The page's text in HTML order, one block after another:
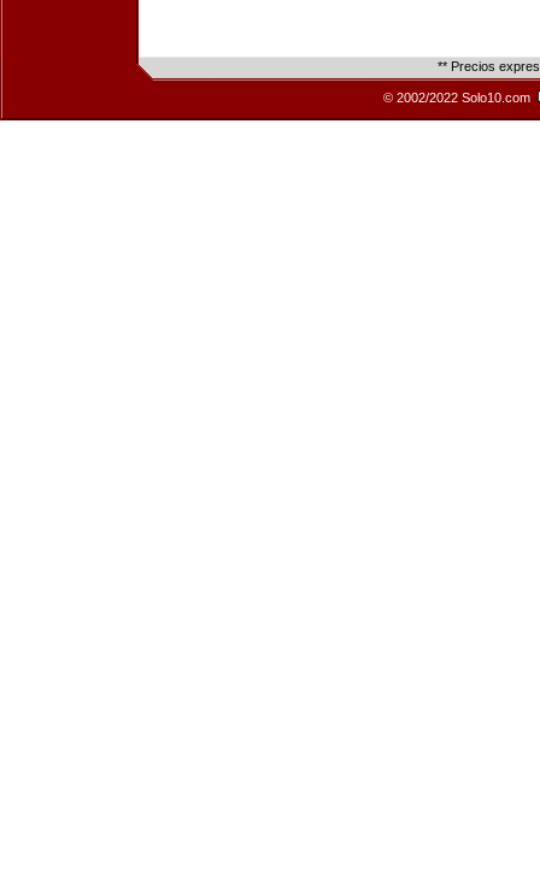
** Precios
© 2002/2022 Solo10.com